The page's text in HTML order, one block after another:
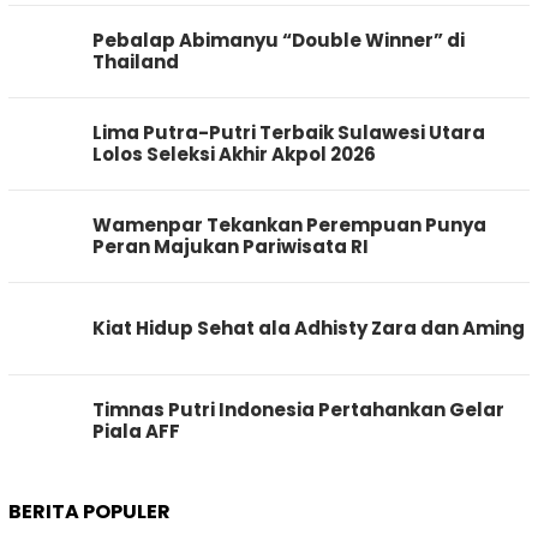
Pebalap Abimanyu “Double Winner” di
Thailand
Lima Putra-Putri Terbaik Sulawesi Utara
Lolos Seleksi Akhir Akpol 2026
Wamenpar Tekankan Perempuan Punya
Peran Majukan Pariwisata RI
Kiat Hidup Sehat ala Adhisty Zara dan Aming
Timnas Putri Indonesia Pertahankan Gelar
Piala AFF
BERITA POPULER